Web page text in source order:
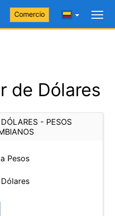
Comercio
de Dólares
- PESOS
Pesos